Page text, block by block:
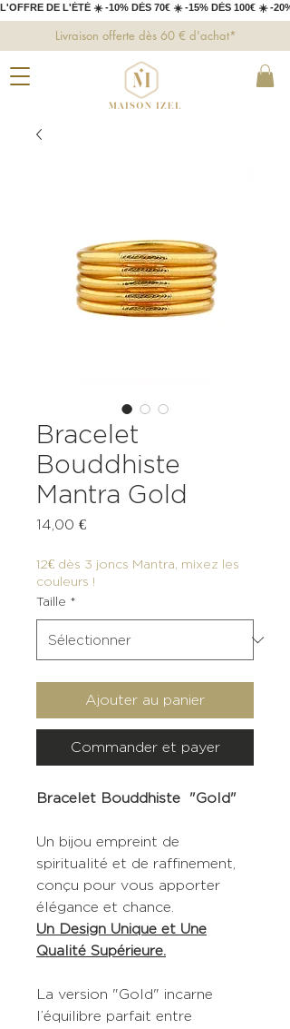
Livraison offerte dès 60 € d'achat*
L'OFFRE DE L'ÉTÉ ☀️ -10% DÈS 70€ ☀️ -15% DÈS 100€ ☀️ -
Bracelet
Bouddhiste
Mantra Gold
14,00 €Prix
12€ dès 3 joncs Mantra, mixez les
couleurs !
Taille *
Ajouter au panier
Commander et payer
Bracelet Bouddhiste "Gold"
Un bijou empreint de
spiritualité et de raffinement,
conçu pour vous apporter
élégance et chance.
Un Design Unique et Une
Qualité Supérieure.
La version "Gold" incarne
l’équilibre parfait entre